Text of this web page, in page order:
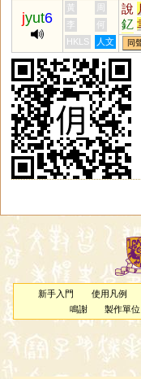
jyut6
黃 周 說
釔
遹
驈
李
何
HKLS
人文 同
新手入門 使用凡例
鳴謝
製作單位